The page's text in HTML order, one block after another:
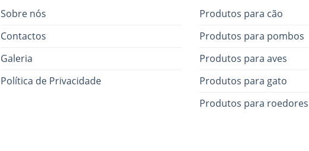
Sobre nós
Contactos
Galeria
Política de Privacidade
Produtos para cão
Produtos para pombos
Produtos para aves
Produtos para gato
Produtos para roedores